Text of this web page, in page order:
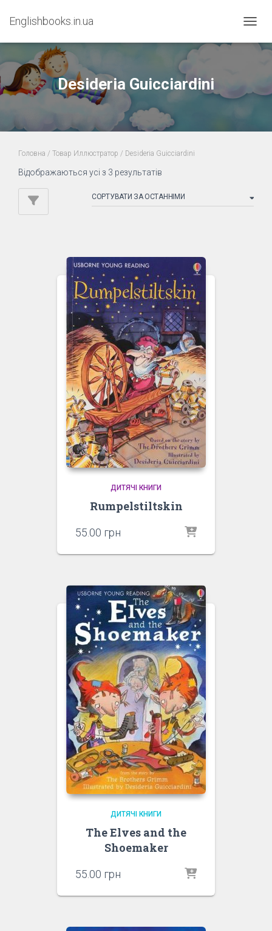
Englishbooks.in.ua
Desideria Guicciardini
Головна / Товар Иллюстратор / Desideria Guicciardini
Відображаються усі з 3 результатів
latest
ДИТЯЧІ КНИГИ
Rumpelstiltskin
55.00 грн
ДИТЯЧІ КНИГИ
The Elves and the
Shoemaker
55.00 грн